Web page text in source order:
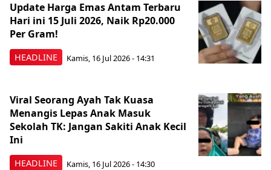
HEADLINE
Update Harga Emas Antam Terbaru
Hari ini 15 Juli 2026, Naik Rp20.000
Per Gram!
Kamis, 16 Jul 2026 - 14:31
HEADLINE
Viral Seorang Ayah Tak Kuasa
Menangis Lepas Anak Masuk
Sekolah TK: Jangan Sakiti Anak Kecil
Ini
Kamis, 16 Jul 2026 - 14:30